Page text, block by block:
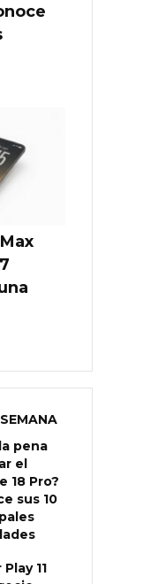
pena
el
18 Pro?
sus 10
11